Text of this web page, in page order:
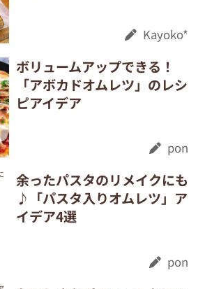
Kayoko*
ボリュームアップできる！
「アボカドオムレツ」のレシ
ピアイデア
pon
余ったパスタのリメイクにも
♪「パスタ入りオムレツ」ア
イデア4選
pon